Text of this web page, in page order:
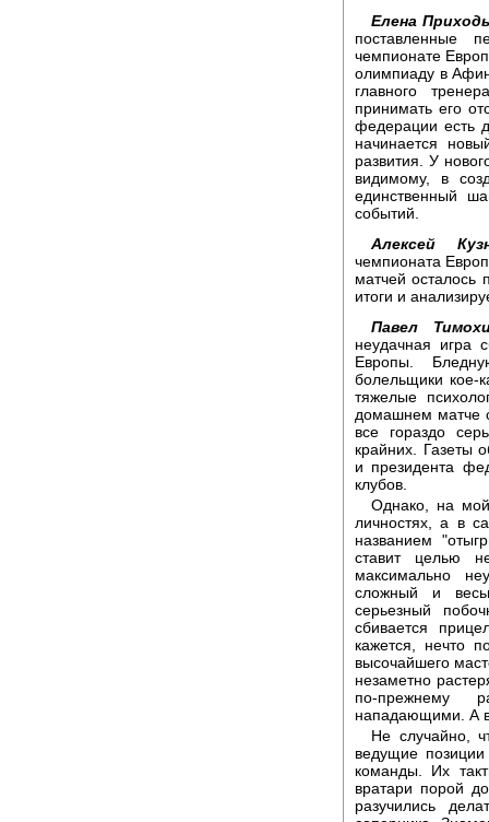
Елена
поставленные
чемпионате
олимпиаду в
главного
принимать его
федерации есть
начинается
развития. У
видимому, в
единственный
событий.
Алексей
чемпионата
матчей осталось
итоги и
Павел
неудачная игра
Европы.
болельщики кое-
тяжелые
домашнем матче
все гораздо
крайних. Газеты
и президента
клубов.
Однако, на мой
личностях, а в
названием
ставит целью
максимально
сложный и
серьезный
сбивается
кажется, нечто
высочайшего
незаметно
по-прежнему
нападающими. А
Не случайно,
ведущие
команды. Их
вратари порой
разучились